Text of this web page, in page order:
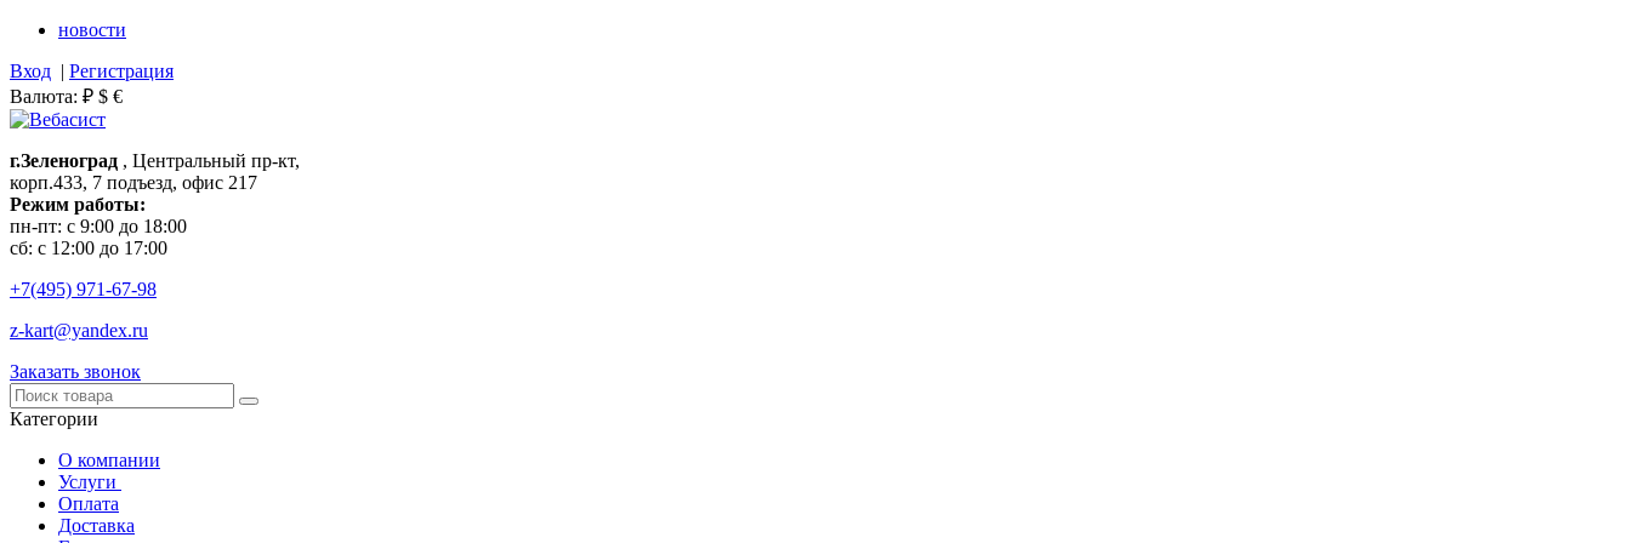
новости
Вход | Регистрация
Валюта: ₽ $ €
г.Зеленоград , Центральный пр-кт,
корп.433, 7 подъезд, офис 217
Режим работы:
пн-пт: с 9:00 до 18:00
сб: с 12:00 до 17:00
+7(495) 971-67-98
z-kart@yandex.ru
Заказать звонок
Категории
О компании
Услуги
Оплата
Доставка